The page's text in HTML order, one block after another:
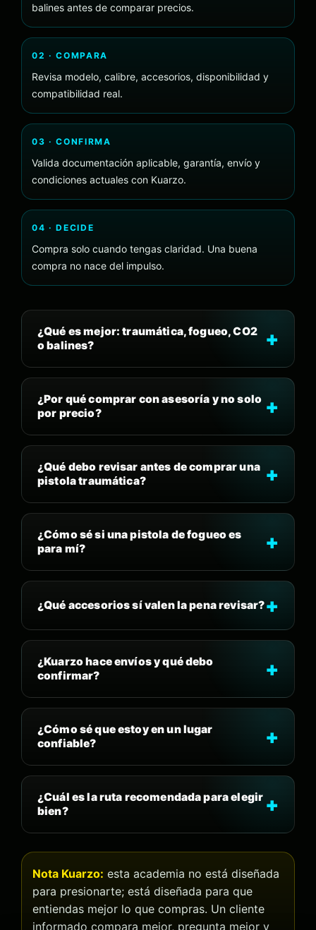
balines antes de comparar precios.
02 · COMPARA
Revisa modelo, calibre, accesorios, disponibilidad y
compatibilidad real.
03 · CONFIRMA
Valida documentación aplicable, garantía, envío y
condiciones actuales con Kuarzo.
04 · DECIDE
Compra solo cuando tengas claridad. Una buena
compra no nace del impulso.
¿Qué es mejor: traumática, fogueo, CO2
o balines?
¿Por qué comprar con asesoría y no solo
por precio?
¿Qué debo revisar antes de comprar una
pistola traumática?
¿Cómo sé si una pistola de fogueo es
para mí?
¿Qué accesorios sí valen la pena revisar?
¿Kuarzo hace envíos y qué debo
confirmar?
¿Cómo sé que estoy en un lugar
confiable?
¿Cuál es la ruta recomendada para elegir
bien?
Nota Kuarzo: esta academia no está diseñada
para presionarte; está diseñada para que
entiendas mejor lo que compras. Un cliente
informado compara mejor, pregunta mejor y